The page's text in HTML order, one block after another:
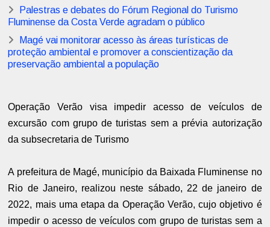
Palestras e debates do Fórum Regional do Turismo
Fluminense da Costa Verde agradam o público
Magé vai monitorar acesso às áreas turísticas de
proteção ambiental e promover a conscientização da
preservação ambiental a população
Operação Verão visa impedir acesso de veículos de
excursão com grupo de turistas sem a prévia autorização
da subsecretaria de Turismo
A prefeitura de Magé, município da Baixada Fluminense no
Rio de Janeiro, realizou neste sábado, 22 de janeiro de
2022, mais uma etapa da Operação Verão, cujo objetivo é
impedir o acesso de veículos com grupo de turistas sem a